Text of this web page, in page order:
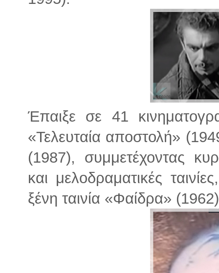
Έπαιξε σε 41
«Τελευταία αποστολή»
(1987), συμμετέχοντας
και μελοδραματικές
ξένη ταινία «Φαίδρα»